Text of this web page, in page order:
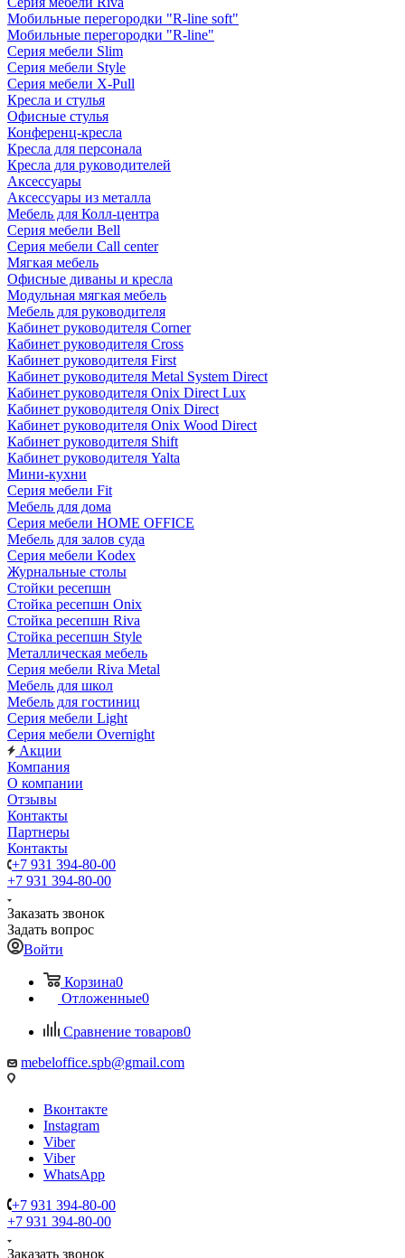
Мобильные перегородки "R-line soft"
Мобильные перегородки "R-line"
Серия мебели Slim
Серия мебели Style
Серия мебели X-Pull
Кресла и стулья
Офисные стулья
Конференц-кресла
Кресла для персонала
Кресла для руководителей
Аксессуары
Аксессуары из металла
Мебель для Колл-центра
Серия мебели Bell
Серия мебели Call center
Мягкая мебель
Офисные диваны и кресла
Модульная мягкая мебель
Мебель для руководителя
Кабинет руководителя Corner
Кабинет руководителя Cross
Кабинет руководителя First
Кабинет руководителя Metal System Direct
Кабинет руководителя Onix Direct Lux
Кабинет руководителя Onix Direct
Кабинет руководителя Onix Wood Direct
Кабинет руководителя Shift
Кабинет руководителя Yalta
Мини-кухни
Серия мебели Fit
Мебель для дома
Серия мебели HOME OFFICE
Мебель для залов суда
Серия мебели Kodex
Журнальные столы
Стойки ресепшн
Стойка ресепшн Onix
Стойка ресепшн Riva
Стойка ресепшн Style
Металлическая мебель
Серия мебели Riva Metal
Мебель для школ
Мебель для гостиниц
Серия мебели Light
Серия мебели Overnight
Акции
Компания
О компании
Отзывы
Контакты
Партнеры
Контакты
+7 931 394-80-00
+7 931 394-80-00
Заказать звонок
Задать вопрос
Войти
Корзина0
Отложенные0
Сравнение товаров0
mebeloffice.spb@gmail.com
Вконтакте
Instagram
Viber
Viber
WhatsApp
+7 931 394-80-00
+7 931 394-80-00
Заказать звонок